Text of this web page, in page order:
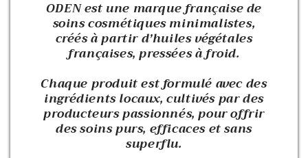
ODEN est une marque française de
soins cosmétiques minimalistes,
créés à partir d’huiles végétales
françaises, pressées à froid.
Chaque produit est formulé avec des
ingrédients locaux, cultivés par des
producteurs passionnés, pour offrir
des soins purs, efficaces et sans
superflu.